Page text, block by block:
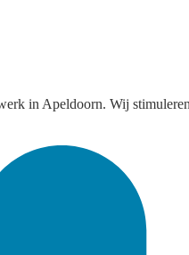
in Apeldoorn. Wij